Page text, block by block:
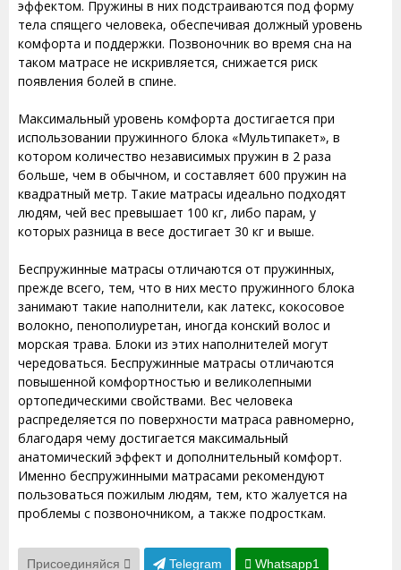
эффектом. Пружины в них подстраиваются под форму
тела спящего человека, обеспечивая должный уровень
комфорта и поддержки. Позвоночник во время сна на
таком матрасе не искривляется, снижается риск
появления болей в спине.
Максимальный уровень комфорта достигается при
использовании пружинного блока «Мультипакет», в
котором количество независимых пружин в 2 раза
больше, чем в обычном, и составляет 600 пружин на
квадратный метр. Такие матрасы идеально подходят
людям, чей вес превышает 100 кг, либо парам, у
которых разница в весе достигает 30 кг и выше.
Беспружинные матрасы отличаются от пружинных,
прежде всего, тем, что в них место пружинного блока
занимают такие наполнители, как латекс, кокосовое
волокно, пенополиуретан, иногда конский волос и
морская трава. Блоки из этих наполнителей могут
чередоваться. Беспружинные матрасы отличаются
повышенной комфортностью и великолепными
ортопедическими свойствами. Вес человека
распределяется по поверхности матраса равномерно,
благодаря чему достигается максимальный
анатомический эффект и дополнительный комфорт.
Именно беспружинными матрасами рекомендуют
пользоваться пожилым людям, тем, кто жалуется на
проблемы с позвоночником, а также подросткам.
Присоединяйся Telegram Whatsapp1